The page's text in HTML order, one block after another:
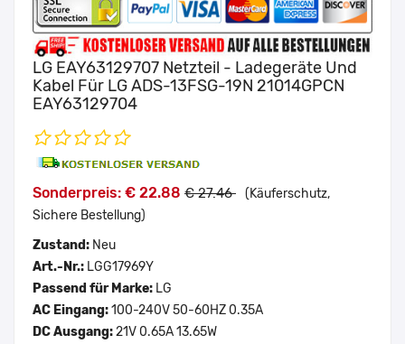
LG EAY63129707 Netzteil - Ladegeräte Und
Kabel Für LG ADS-13FSG-19N 21014GPCN
EAY63129704
Sonderpreis: € 22.88 € 27.46 (Käuferschutz,
Sichere Bestellung)
Zustand: Neu
Art.-Nr.: LGG17969Y
Passend für Marke: LG
AC Eingang:100-240V 50-60HZ 0.35A
DC Ausgang:21V 0.65A 13.65W